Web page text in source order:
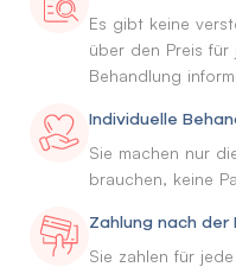
Es gibt keine
über den Preis
Behandlung
Individuelle
Sie machen nur
brauchen, keine
Zahlung nach der
Sie zahlen für